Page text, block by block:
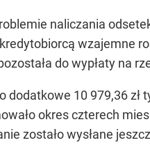
naliczania
wzajemne
do wypłaty na
dodatkowe 10 979,36
okres czterech
zostało wysłane